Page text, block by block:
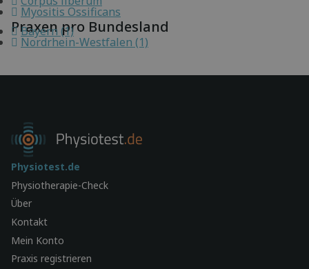
Myositis Ossificans
Praxen pro Bundesland
Bayern (1)
Nordrhein-Westfalen (1)
Physiotest.de
Physiotherapie-Check
Über
Kontakt
Mein Konto
Praxis registrieren